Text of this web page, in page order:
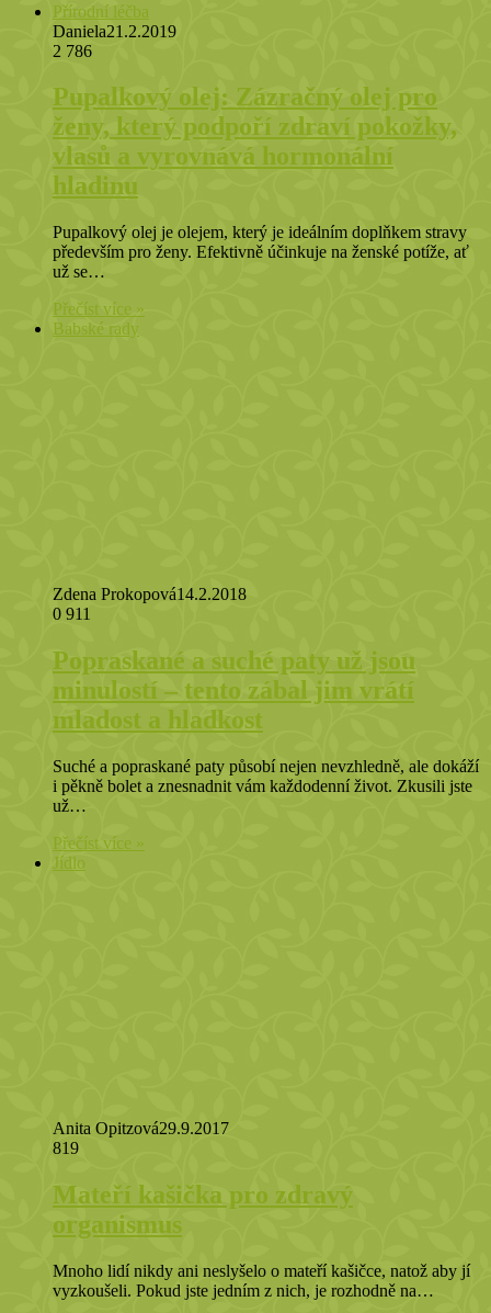
Přírodní léčba
Daniela21.2.2019
2 786
Pupalkový olej: Zázračný olej pro
ženy, který podpoří zdraví pokožky,
vlasů a vyrovnává hormonální
hladinu
Pupalkový olej je olejem, který je ideálním doplňkem stravy
především pro ženy. Efektivně účinkuje na ženské potíže, ať
už se…
Přečíst více »
Babské rady
Zdena Prokopová14.2.2018
0 911
Popraskané a suché paty už jsou
minulostí – tento zábal jim vrátí
mladost a hladkost
Suché a popraskané paty působí nejen nevzhledně, ale dokáží
i pěkně bolet a znesnadnit vám každodenní život. Zkusili jste
už…
Přečíst více »
Jídlo
Anita Opitzová29.9.2017
819
Mateří kašička pro zdravý
organismus
Mnoho lidí nikdy ani neslyšelo o mateří kašičce, natož aby jí
vyzkoušeli. Pokud jste jedním z nich, je rozhodně na…